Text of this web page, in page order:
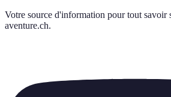
Votre source d'information pour tout savoir
aventure.ch.